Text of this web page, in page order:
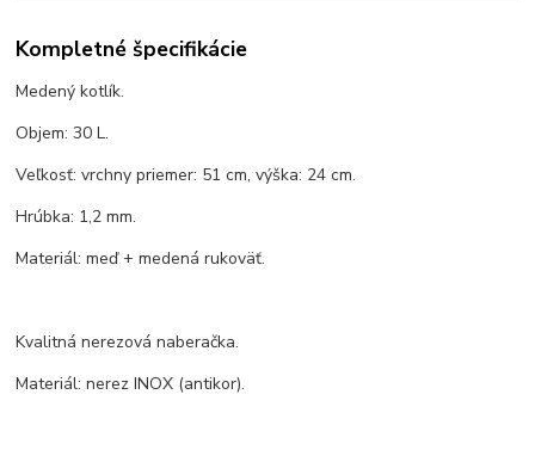
Kompletné špecifikácie
Medený kotlík.
Objem: 30 L.
Veľkosť: vrchny priemer: 51 cm, výška: 24 cm.
Hrúbka: 1,2 mm.
Materiál: meď + medená rukoväť.
Kvalitná nerezová naberačka.
Materiál: nerez INOX (antikor).